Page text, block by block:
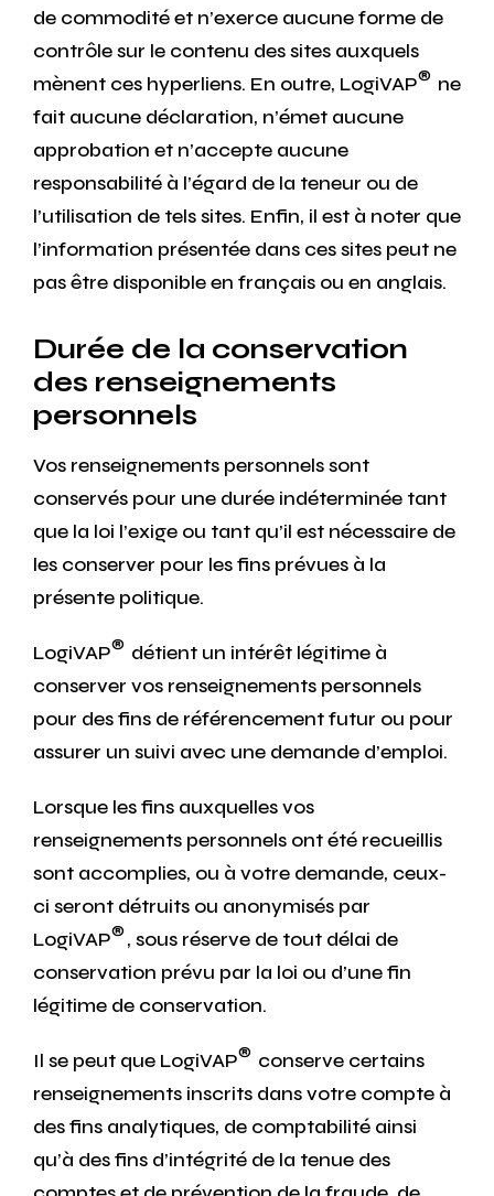
de commodité et n’exerce aucune forme de
contrôle sur le contenu des sites auxquels
mènent ces hyperliens. En outre, LogiVAP® ne
fait aucune déclaration, n’émet aucune
approbation et n’accepte aucune
responsabilité à l’égard de la teneur ou de
l’utilisation de tels sites. Enfin, il est à noter que
l’information présentée dans ces sites peut ne
pas être disponible en français ou en anglais.
Durée de la conservation
des renseignements
personnels
Vos renseignements personnels sont
conservés pour une durée indéterminée tant
que la loi l’exige ou tant qu’il est nécessaire de
les conserver pour les fins prévues à la
présente politique.
LogiVAP® détient un intérêt légitime à
conserver vos renseignements personnels
pour des fins de référencement futur ou pour
assurer un suivi avec une demande d’emploi.
Lorsque les fins auxquelles vos
renseignements personnels ont été recueillis
sont accomplies, ou à votre demande, ceux-
ci seront détruits ou anonymisés par
LogiVAP® , sous réserve de tout délai de
conservation prévu par la loi ou d’une fin
légitime de conservation.
Il se peut que LogiVAP® conserve certains
renseignements inscrits dans votre compte à
des fins analytiques, de comptabilité ainsi
qu’à des fins d’intégrité de la tenue des